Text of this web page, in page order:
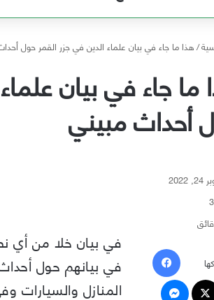
/هذا ما جاء في بيان علماء الدين في جزر القمر حول
ما جاء في بيان
أحداث مبيني
في بيان خلا من أي
في بيانهم حول
المنازل والسيارات
ماسنجر